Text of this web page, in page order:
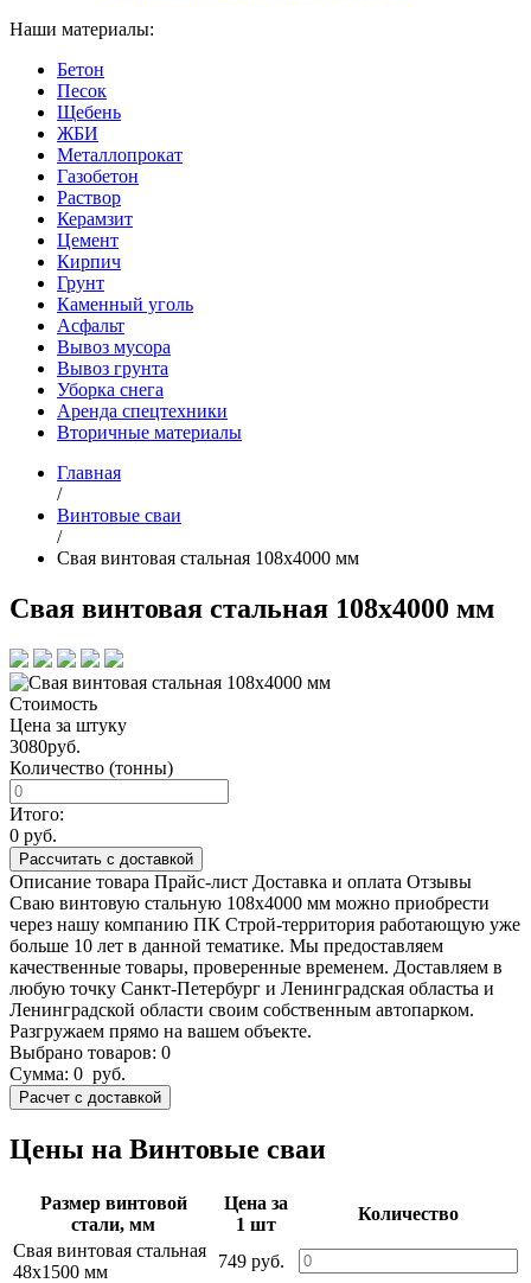
Наши материалы:
Бетон
Песок
Щебень
ЖБИ
Металлопрокат
Газобетон
Раствор
Керамзит
Цемент
Кирпич
Грунт
Каменный уголь
Асфальт
Вывоз мусора
Вывоз грунта
Уборка снега
Аренда спецтехники
Вторичные материалы
Главная
/
Винтовые сваи
/
Свая винтовая стальная 108х4000 мм
Свая винтовая стальная 108х4000 мм
Стоимость
Цена за штуку
3080руб.
Количество (тонны)
Итого:
0 руб.
Рассчитать с доставкой
Описание товара Прайс-лист Доставка и оплата Отзывы
Сваю винтовую стальную 108х4000 мм можно приобрести
через нашу компанию ПК Строй-территория работающую уже
больше 10 лет в данной тематике. Мы предоставляем
качественные товары, проверенные временем. Доставляем в
любую точку Санкт-Петербург и Ленинградская областьа и
Ленинградской области своим собственным автопарком.
Разгружаем прямо на вашем объекте.
Выбрано товаров: 0
Сумма: 0 руб.
Цены на Винтовые сваи
Размер винтовой
стали, мм
Цена за
1 шт
Количество
Свая винтовая стальная
48х1500 мм
749 руб.